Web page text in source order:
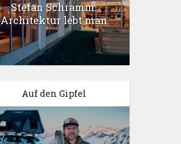
Stefan Schramm:
Architektur lebt man
Auf den Gipfel